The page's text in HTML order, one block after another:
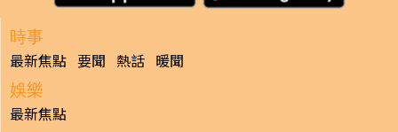
時事
最新焦點 要聞 熱話 暖聞
娛樂
最新焦點